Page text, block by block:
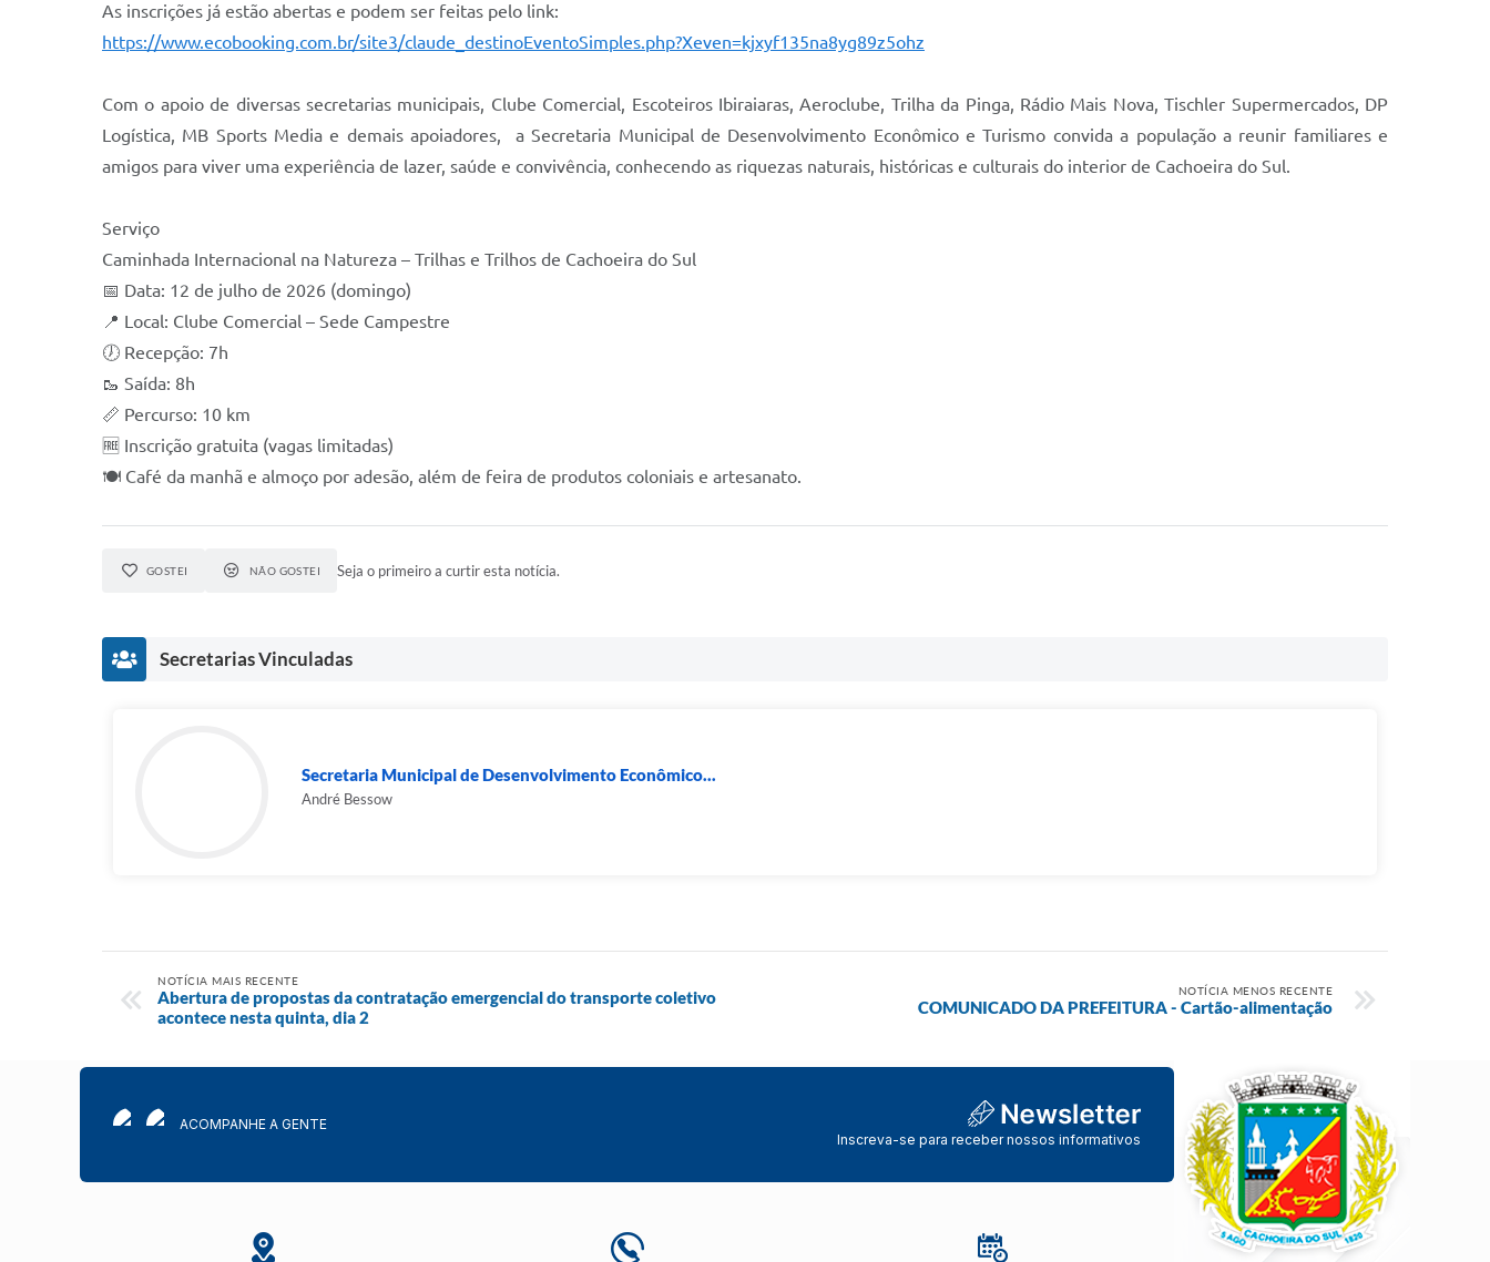
As inscrições já estão abertas e podem ser feitas pelo link:
https://www.ecobooking.com.br/site3/claude_destinoEventoSimples.php?Xeven=kjxyf135na8yg89z5ohz
Com o apoio de diversas secretarias municipais, Clube Comercial, Escoteiros Ibiraiaras, Aeroclube, Trilha da Pinga, Rádio Mais Nova, Tischler Supermercados, DP
Logística, MB Sports Media e demais apoiadores, a Secretaria Municipal de Desenvolvimento Econômico e Turismo convida a população a reunir familiares e
amigos para viver uma experiência de lazer, saúde e convivência, conhecendo as riquezas naturais, históricas e culturais do interior de Cachoeira do Sul.
Serviço
Caminhada Internacional na Natureza – Trilhas e Trilhos de Cachoeira do Sul
📅 Data: 12 de julho de 2026 (domingo)
📍 Local: Clube Comercial – Sede Campestre
🕖 Recepção: 7h
🥾 Saída: 8h
📏 Percurso: 10 km
🆓 Inscrição gratuita (vagas limitadas)
🍽 Café da manhã e almoço por adesão, além de feira de produtos coloniais e artesanato.
GOSTEI NÃO GOSTEI Seja o primeiro a curtir esta notícia.
Secretarias Vinculadas
Secretaria Municipal de Desenvolvimento Econômico...
André Bessow
NOTÍCIA MAIS RECENTE
Abertura de propostas da contratação emergencial do transporte coletivo
acontece nesta quinta, dia 2
NOTÍCIA MENOS RECENTE
COMUNICADO DA PREFEITURA - Cartão-alimentação
ACOMPANHE A GENTE
Inscreva-se para receber nossos informativos